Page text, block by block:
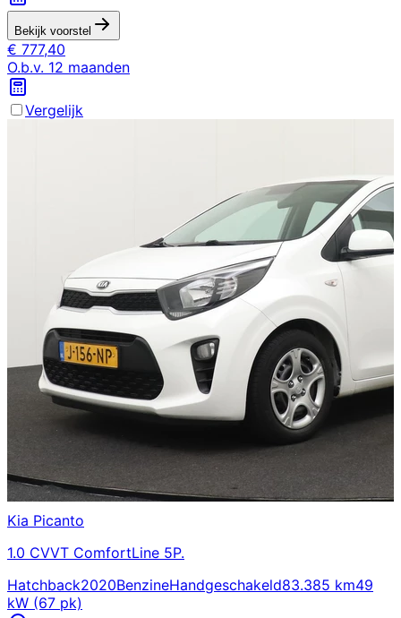
Bekijk voorstel
€ 777,40
O.b.v. 12 maanden
Vergelijk
Kia Picanto
1.0 CVVT ComfortLine 5P.
Hatchback2020BenzineHandgeschakeld83.385 km49
kW (67 pk)